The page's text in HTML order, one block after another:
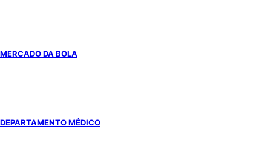
MERCADO DA BOLA
DEPARTAMENTO MÉDICO